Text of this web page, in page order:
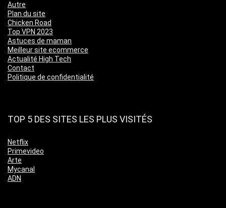
Autre
Plan du site
Chicken Road
Top VPN 2023
Astuces de maman
Meilleur site ecommerce
Actualité High Tech
Contact
Politique de confidentialité
TOP 5 DES SITES LES PLUS VISITÉS
Netflix
Primevideo
Arte
Mycanal
ADN